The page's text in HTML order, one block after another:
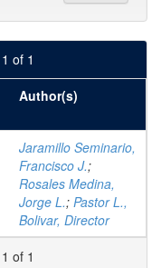
of 1
Author(s)
Jaramillo Seminario,
Francisco J.;
Rosales Medina,
Jorge L.; Pastor L.,
Bolivar, Director
of 1